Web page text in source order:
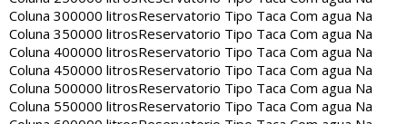
Coluna 300000 litrosReservatorio Tipo Taca Com agua Na
Coluna 350000 litrosReservatorio Tipo Taca Com agua Na
Coluna 400000 litrosReservatorio Tipo Taca Com agua Na
Coluna 450000 litrosReservatorio Tipo Taca Com agua Na
Coluna 500000 litrosReservatorio Tipo Taca Com agua Na
Coluna 550000 litrosReservatorio Tipo Taca Com agua Na